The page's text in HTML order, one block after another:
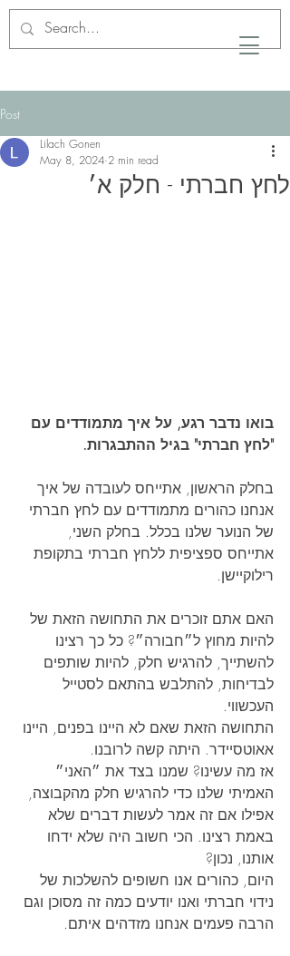
Post
לחץ חברתי - חלק א׳
Lilach Gonen
May 8, 2024 2 min read
בואו נדבר רגע, על איך מתמודדים עם
"לחץ חברתי" בגיל ההתבגרות.
בחלק הראשון, אתייחס לעובדה של איך
אנחנו כהורים מתמודדים עם לחץ חברתי
של הנוער שלנו בכלל. בחלק השני,
אתייחס ספציפית ללחץ חברתי בתקופת
רילוקיישן.
האם אתם זוכרים את התחושה הזאת של
להיות מחוץ ל״חבורה״? כל כך רצינו
להשתייך, להרגיש חלק, להיות שותפים
לבדיחות, להתלבש בהתאם לסטייל
העכשווי.
התחושה הזאת שאם לא היינו בפנים, היינו
אאוטסיידר. היתה קשה לרובנו.
אז מה עשינו? שמנו בצד את ״האני״
האמיתי שלנו כדי להרגיש חלק מהקבוצה,
אפילו אם זה אמר לעשות דברים שלא
באמת רצינו. הכי חשוב היה שלא ידחו
אותנו, נכון?
היום, כהורים אנו חשופים להשלכות של
נידוי חברתי ואנו יודעים כמה זה מסוכן וגם
הרבה פעמים אנחנו מזדהים איתם.